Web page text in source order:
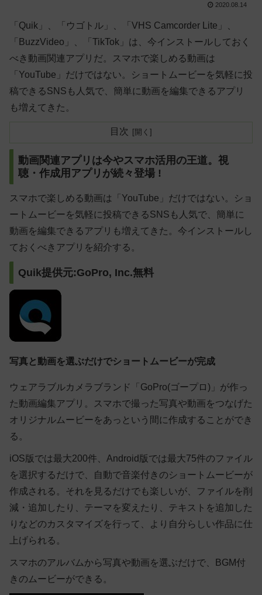
2020.08.14
「Quik」、「ウゴトル」、「VHS Camcorder Lite」、
「BuzzVideo」、「TikTok」は、今インストールしておく
べき動画関連アプリだ。スマホで楽しめる動画は
「YouTube」だけではない。ショートムービーを気軽に投
稿できるSNSも人気で、簡単に動画を編集できるアプリ
も増えてきた。
目次
動画関連アプリは今やスマホ活用の王道。視
聴・作成用アプリが続々登場 !
スマホで楽しめる動画は「YouTube」だけではない。ショ
ートムービーを気軽に投稿できるSNSも人気で、簡単に
動画を編集できるアプリも増えてきた。今インストールし
ておくべきアプリを紹介する。
Quik提供元:GoPro, Inc.無料
写真と動画を選ぶだけでショートムービーが完成
ウェアラブルカメラブランド「GoPro(ゴープロ)」が作っ
た動画編集アプリ。スマホで撮った写真や動画をつなげた
オリジナルムービーをあっという間に作成することができ
る。
iOS版では最大200件、Android版では最大75件のファイル
を選択するだけで、自動で音楽付きのショートムービーが
作成される。それを見るだけでも楽しいが、ファイルを削
減・追加したり、テーマを変えたり、テキストを追加した
りなどのカスタマイズを行って、より自分らしい作品に仕
上げられる。
スマホのアルバムから写真や動画を選ぶだけで、BGM付
きのムービーができる。